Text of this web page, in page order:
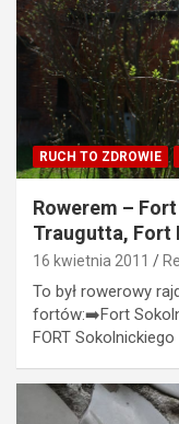
RUCH TO ZDROWIE
Rowerem –
Traugutta, Fort
16 kwietnia 2011
To był rowerowy
fortów:➡️Fort
FORT